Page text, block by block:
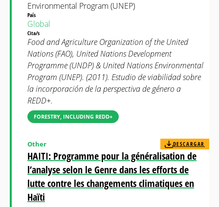
Environmental Program (UNEP)
País
Global
Cita/s
Food and Agriculture Organization of the United
Nations (FAO), United Nations Development
Programme (UNDP) & United Nations Environmental
Program (UNEP). (2011). Estudio de viabilidad sobre
la incorporación de la perspectiva de género a
REDD+.
FORESTRY, INCLUDING REDD+
HAITI: Programme pour la généralisation de
l’analyse selon le Genre dans les efforts de
lutte contre les changements climatiques en
Haïti
Other DESCARGAR